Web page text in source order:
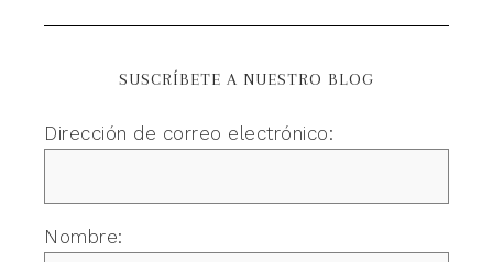
SUSCRÍBETE A NUESTRO BLOG
Dirección de correo electrónico:
Nombre: